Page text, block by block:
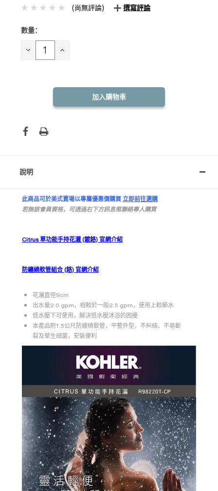
(尚無評論) 撰寫評論
目前
存：
數量：
減 增
說明
此商品可於美式賣場以專屬優惠價購買立即前往選購
若無該會員資格，可透過右下方訊息框聯絡專人購買
Citrus 單功能手持花灑 (鍍鉻) 官網介紹
防纏繞軟管組合 (鉻) 官網介紹
花灑直徑9cm
出水量2.0 gpm，相較於一般2.5 gpm，使用上較節水
低水壓下可使用，解決低水壓沐浴的困擾
本產品附1.5公尺防纏繞軟管，平整外型，不糾結、不易斷
裂及孳生細菌，安裝便利